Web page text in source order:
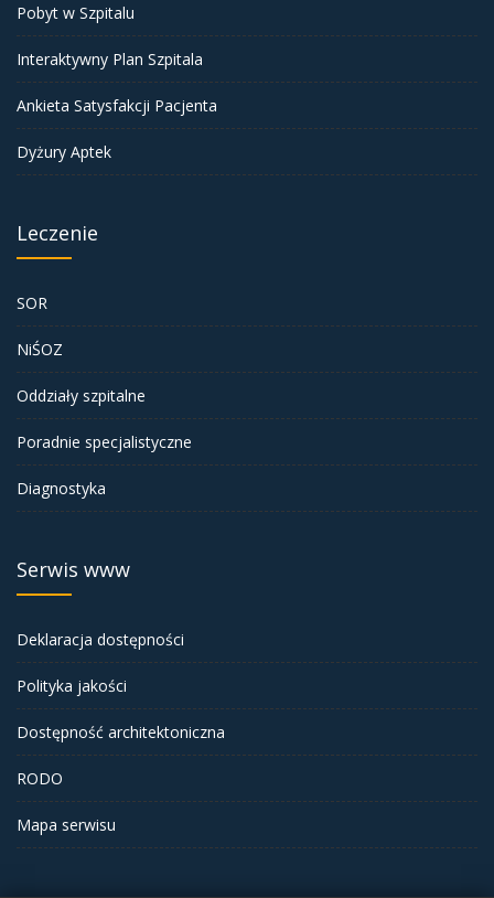
Pobyt w Szpitalu
Interaktywny Plan Szpitala
Ankieta Satysfakcji Pacjenta
Dyżury Aptek
Leczenie
SOR
NiŚOZ
Oddziały szpitalne
Poradnie specjalistyczne
Diagnostyka
Serwis www
Deklaracja dostępności
Polityka jakości
Dostępność architektoniczna
RODO
Mapa serwisu